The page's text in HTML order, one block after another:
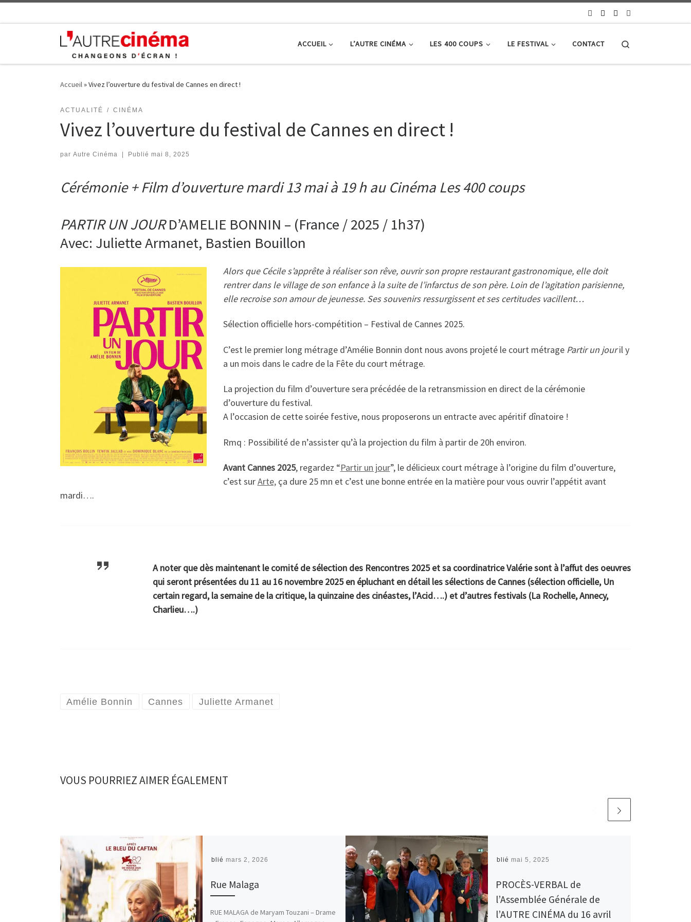
ACCUEIL L’AUTRE CINÉMA LES 400 COUPS LE FESTIVAL CONTACT
Accueil»Vivez l’ouverture du festival de Cannes en direct !
ACTUALITÉ CINÉMA
Vivez l’ouverture du festival de Cannes en direct !
par Autre Cinéma Publié mai 8, 2025
Cérémonie + Film d’ouverture mardi 13 mai à 19 h au Cinéma Les 400 coups
PARTIR UN JOURD’AMELIE BONNIN – (France / 2025 / 1h37)
Avec: Juliette Armanet, Bastien Bouillon
Alors que Cécile s’apprête à réaliser son rêve, ouvrir son propre restaurant gastronomique, elle doit
rentrer dans le village de son enfance à la suite de l’infarctus de son père. Loin de l’agitation parisienne,
elle recroise son amour de jeunesse. Ses souvenirs ressurgissent et ses certitudes vacillent…
Sélection officielle hors-compétition – Festival de Cannes 2025.
C’est le premier long métrage d’Amélie Bonnin dont nous avons projeté le court métrage Partir un jouril y
a un mois dans le cadre de la Fête du court métrage.
La projection du film d’ouverture sera précédée de la retransmission en direct de la cérémonie
d’ouverture du festival.
A l’occasion de cette soirée festive, nous proposerons un entracte avec apéritif dînatoire !
Rmq : Possibilité de n’assister qu’à la projection du film à partir de 20h environ.
Avant Cannes 2025, regardez “Partir un jour”, le délicieux court métrage à l’origine du film d’ouverture,
c’est surArte,ça dure 25 mn et c’est une bonne entrée en la matière pour vous ouvrir l’appétit avant
mardi….
A noter que dès maintenant le comité de sélection des Rencontres 2025 et sa coordinatrice Valérie sont à l’affut des oeuvres
qui seront présentées du 11 au 16 novembre 2025 en épluchant en détail les sélections de Cannes (sélection officielle, Un
certain regard, la semaine de la critique, la quinzaine des cinéastes, l’Acid….) et d’autres festivals (La Rochelle, Annecy,
Charlieu….)
Amélie Bonnin Cannes Juliette Armanet
VOUS POURRIEZ AIMER ÉGALEMENT
Publié mars 2, 2026
Rue Malaga
RUE MALAGA de Maryam Touzani – Drame
Publié mai 5, 2025
PROCÈS-VERBAL de
l’Assemblée Générale de
l’AUTRE CINÉMA du 16 avril